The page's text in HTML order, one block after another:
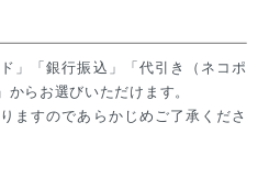
」「銀行振込」「代引き（ネコポ
らお選びいただけます。
ますのであらかじめご了承くださ